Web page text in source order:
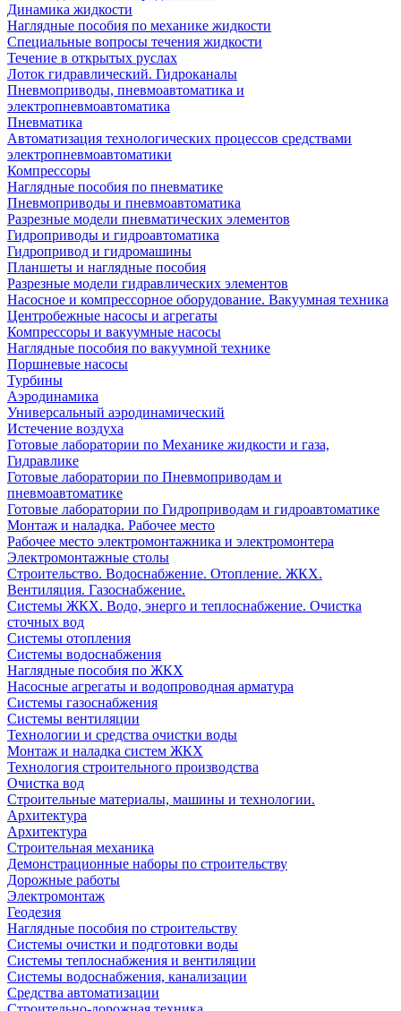
Динамика жидкости
Наглядные пособия по механике жидкости
Специальные вопросы течения жидкости
Течение в открытых руслах
Лоток гидравлический. Гидроканалы
Пневмоприводы, пневмоавтоматика и
электропневмоавтоматика
Пневматика
Автоматизация технологических процессов средствами
электропневмоавтоматики
Компрессоры
Наглядные пособия по пневматике
Пневмоприводы и пневмоавтоматика
Разрезные модели пневматических элементов
Гидроприводы и гидроавтоматика
Гидропривод и гидромашины
Планшеты и наглядные пособия
Разрезные модели гидравлических элементов
Насосное и компрессорное оборудование. Вакуумная техника
Центробежные насосы и агрегаты
Компрессоры и вакуумные насосы
Наглядные пособия по вакуумной технике
Поршневые насосы
Турбины
Аэродинамика
Универсальный аэродинамический
Истечение воздуха
Готовые лаборатории по Механике жидкости и газа,
Гидравлике
Готовые лаборатории по Пневмоприводам и
пневмоавтоматике
Готовые лаборатории по Гидроприводам и гидроавтоматике
Монтаж и наладка. Рабочее место
Рабочее место электромонтажника и электромонтера
Электромонтажные столы
Строительство. Водоснабжение. Отопление. ЖКХ.
Вентиляция. Газоснабжение.
Системы ЖКХ. Водо, энерго и теплоснабжение. Очистка
сточных вод
Системы отопления
Системы водоснабжения
Наглядные пособия по ЖКХ
Насосные агрегаты и водопроводная арматура
Системы газоснабжения
Системы вентиляции
Технологии и средства очистки воды
Монтаж и наладка систем ЖКХ
Технология строительного производства
Очистка вод
Строительные материалы, машины и технологии.
Архитектура
Архитектура
Cтроительная механика
Демонстрационные наборы по строительству
Дорожные работы
Электромонтаж
Геодезия
Наглядные пособия по строительству
Системы очистки и подготовки воды
Системы теплоснабжения и вентиляции
Системы водоснабжения, канализации
Средства автоматизации